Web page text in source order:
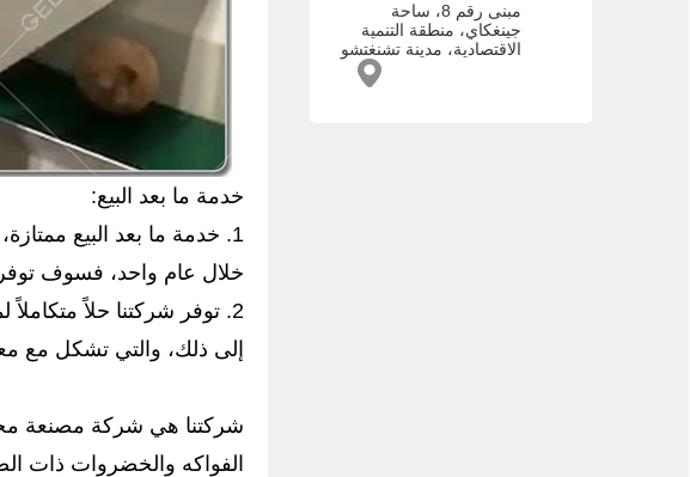
خدمة ما بعد البيع:
1. خدمة ما بعد البيع
خلال عام واحد، فسوف توفر
2. توفر شركتنا حلاً متكاملاً
إلى ذلك، والتي تشكل مع
شركتنا هي شركة مصنعة
الفواكه والخضروات ذات
مبنى رقم 8، ساحة
جينغكاي، منطقة التنمية
الاقتصادية، مدينة تشنغتشو